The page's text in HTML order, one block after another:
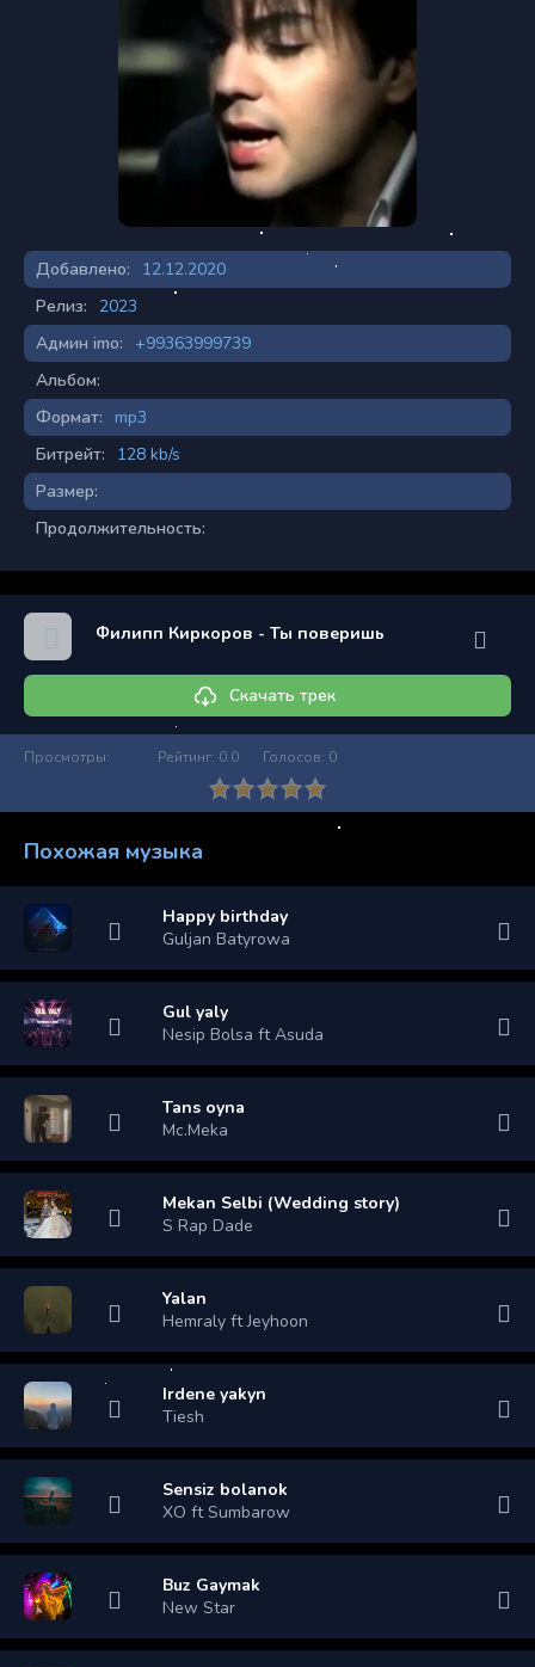
Добавлено:
12.12.2020
Релиз:
2023
Админ imo:
+99363999739
Альбом:
Формат:
mp3
Битрейт:
128 kb/s
Размер:
Продолжительность:
Филипп Киркоров - Ты поверишь
Скачать трек
Просмотры: Рейтинг: 0.0 Голосов: 0
Похожая музыка
Happy birthday
Guljan Batyrowa
Gul yaly
Nesip Bolsa ft Asuda
Tans oyna
Mc.Meka
Mekan Selbi (Wedding story)
S Rap Dade
Yalan
Hemraly ft Jeyhoon
Irdene yakyn
Tiesh
Sensiz bolanok
XO ft Sumbarow
Buz Gaymak
New Star